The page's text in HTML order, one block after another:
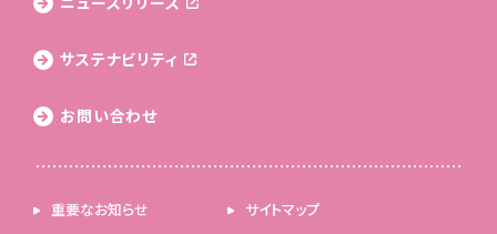
サステナビリティ
お問い合わせ
重要なお知らせ サイトマップ